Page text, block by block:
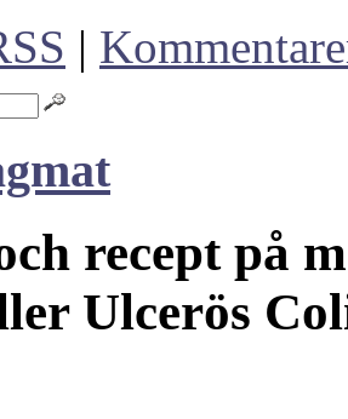
|
recept på
Ulcerös